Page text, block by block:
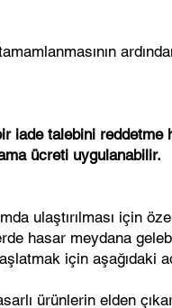
iade talebini reddetme
ücreti uygulanabilir.
ulaştırılması için
hasar meydana
için aşağıdaki
ürünlerin elden